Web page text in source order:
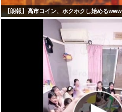
【朗報】高市コイン、ホクホクし始めるwww